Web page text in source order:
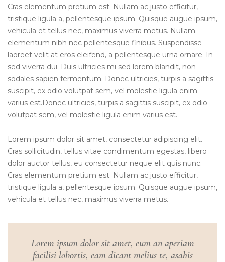
Cras elementum pretium est. Nullam ac justo efficitur,
tristique ligula a, pellentesque ipsum. Quisque augue ipsum,
vehicula et tellus nec, maximus viverra metus. Nullam
elementum nibh nec pellentesque finibus. Suspendisse
laoreet velit at eros eleifend, a pellentesque urna ornare. In
sed viverra dui. Duis ultricies mi sed lorem blandit, non
sodales sapien fermentum. Donec ultricies, turpis a sagittis
suscipit, ex odio volutpat sem, vel molestie ligula enim
varius est.Donec ultricies, turpis a sagittis suscipit, ex odio
volutpat sem, vel molestie ligula enim varius est.
Lorem ipsum dolor sit amet, consectetur adipiscing elit.
Cras sollicitudin, tellus vitae condimentum egestas, libero
dolor auctor tellus, eu consectetur neque elit quis nunc.
Cras elementum pretium est. Nullam ac justo efficitur,
tristique ligula a, pellentesque ipsum. Quisque augue ipsum,
vehicula et tellus nec, maximus viverra metus.
Lorem ipsum dolor sit amet, eum an aperiam
facilisi lobortis, eam dicant melius te, asahis